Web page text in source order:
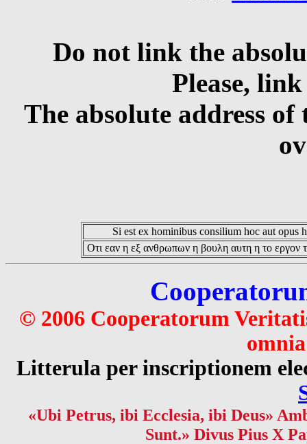
Do not link the
Please,
The absolute address
Si est ex hominibus consilium hoc aut opus
Οτι εαν η εξ ανθρωπων η βουλη αυτη η το εργον
© 2006 Cooperatorum
Litterula per inscriptionem
«Ubi Petrus, ibi Ecclesia, ibi Deus»
Sunt.» Divus Pius X